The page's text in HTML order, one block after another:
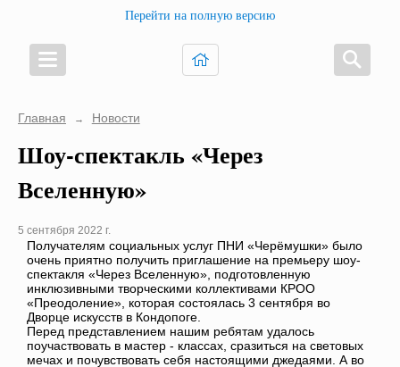
Перейти на полную версию
Главная → Новости
Шоу-спектакль «Через
Вселенную»
5 сентября 2022 г.
Получателям социальных услуг ПНИ «Черёмушки» было
очень приятно получить приглашение на премьеру шоу-
спектакля «Через Вселенную», подготовленную
инклюзивными творческими коллективами КРОО
«Преодоление», которая состоялась 3 сентября во
Дворце искусств в Кондопоге.
Перед представлением нашим ребятам удалось
поучаствовать в мастер - классах, сразиться на световых
мечах и почувствовать себя настоящими джедаями. А во